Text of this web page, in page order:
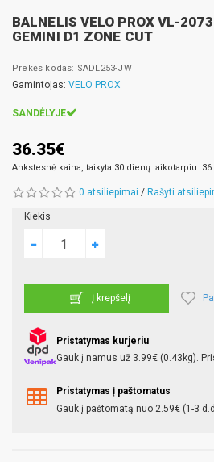
BALNELIS VELO PROX VL-
GEMINI D1 ZONE CUT
Prekės kodas: SADL253-JW
Gamintojas: VELO PROX
SANDĖLYJE
36.35€
Ankstesnė kaina, taikyta 30 dienų laikotarpiu:
0 atsiliepimai / Rašyti
Kiekis
Į krepšelį
Pristatymas kurjeriu
Gauk į namus už 3.99€ (0.43kg).
Pristatymas į paštomatus
Gauk į paštomatą nuo 2.59€ (1-3